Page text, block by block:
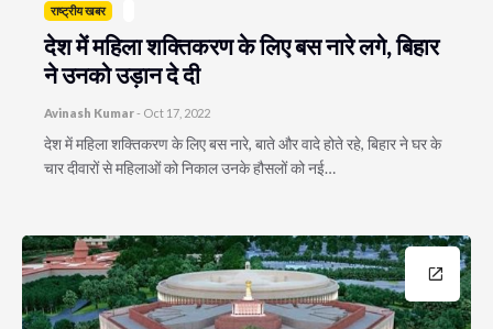
राष्ट्रीय खबर
देश में महिला शक्तिकरण के लिए बस नारे लगे, बिहार
ने उनको उड़ान दे दी
Avinash Kumar- Oct 17, 2022
देश में महिला शक्तिकरण के लिए बस नारे, बाते और वादे होते रहे, बिहार ने घर के
चार दीवारों से महिलाओं को निकाल उनके हौसलों को नई…